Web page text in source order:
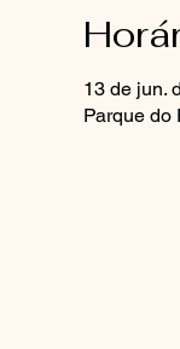
13 de jun.
Parque do